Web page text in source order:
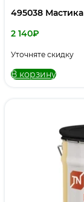
495038
2 140₽
Уточняте скидку
В корзину